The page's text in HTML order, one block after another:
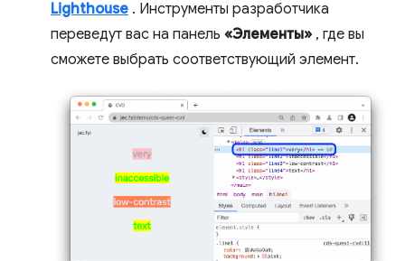
Lighthouse . Инструменты разработчика
переведут вас на панель «Элементы» , где вы
сможете выбрать соответствующий элемент.